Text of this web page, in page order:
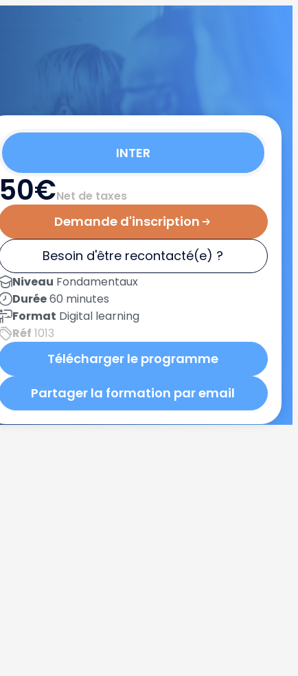
INTER
50€Net de taxes
Demande d'inscription
Besoin d'être recontacté(e) ?
Niveau Fondamentaux
Durée60 minutes
Format Digital learning
Réf 1013
Télécharger le programme
Partager la formation par email